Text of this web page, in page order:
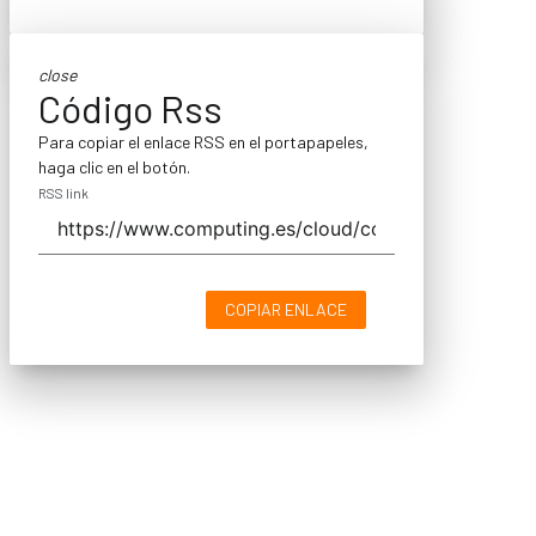
close
Código Rss
Para copiar el enlace RSS en el portapapeles,
haga clic en el botón.
RSS link
COPIAR ENLACE